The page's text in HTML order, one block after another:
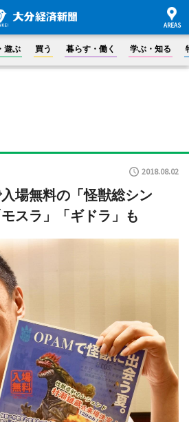
遊ぶ 買う 暮らす・働く 学ぶ・知る
2018.08.02
場無料の「怪獣総シン
スラ」「ギドラ」も